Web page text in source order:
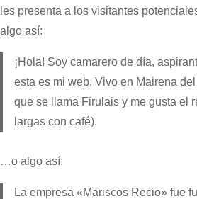
les presenta a los visitantes
algo así:
¡Hola! Soy camarero de día,
esta es mi web. Vivo en Mairena
que se llama Firulais y me gusta el
largas con café).
…o algo así:
La empresa «Mariscos Recio» fue